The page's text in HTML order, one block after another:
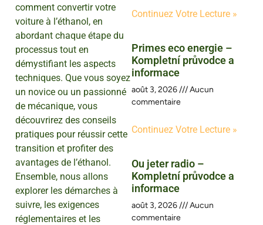
comment convertir votre
voiture à l’éthanol, en
abordant chaque étape du
processus tout en
démystifiant les aspects
techniques. Que vous soyez
un novice ou un passionné
de mécanique, vous
découvrirez des conseils
pratiques pour réussir cette
transition et profiter des
avantages de l’éthanol.
Ensemble, nous allons
explorer les démarches à
suivre, les exigences
réglementaires et les
Continuez Votre Lecture »
Primes eco energie –
Kompletní průvodce a
informace
août 3, 2026
Aucun
commentaire
Continuez Votre Lecture »
Ou jeter radio –
Kompletní průvodce a
informace
août 3, 2026
Aucun
commentaire